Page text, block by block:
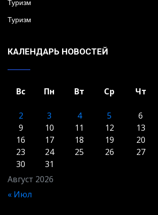
Туризм
Туризм
КАЛЕНДАРЬ НОВОСТЕЙ
Август 2026
Вс Пн Вт Ср Чт
2
3 4 5 6
9
10 11 12 13
16
17 18 19 20
23
24 25 26 27
30
31
« Июл